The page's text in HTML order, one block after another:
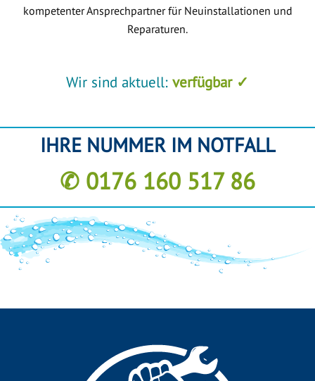
kompetenter Ansprechpartner für Neuinstallationen und
Reparaturen.
Wir sind aktuell: verfügbar ✓
IHRE NUMMER IM NOTFALL
✆ 0176 160 517 86